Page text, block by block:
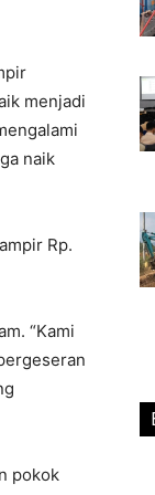
menjadi
naik
Rp.
“Kami
pokok